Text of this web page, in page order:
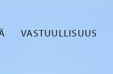
VASTUULLISUUS